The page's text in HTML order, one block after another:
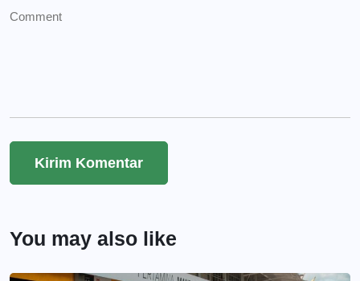
You may also like